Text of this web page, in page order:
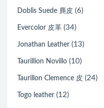
Doblis Suede 麂皮 (6)
Evercolor 皮革 (34)
Jonathan Leather (13)
Taurillion Novillo (10)
Taurillon Clemence 皮 (24)
Togo leather (12)